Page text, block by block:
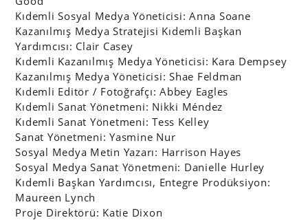
Kıdemli Sosyal Medya Yöneticisi: Anna Soane
Kazanılmış Medya Stratejisi Kıdemli Başkan
Yardımcısı: Clair Casey
Kıdemli Kazanılmış Medya Yöneticisi: Kara Dempsey
Kazanılmış Medya Yöneticisi: Shae Feldman
Kıdemli Editör / Fotoğrafçı: Abbey Eagles
Kıdemli Sanat Yönetmeni: Nikki Méndez
Kıdemli Sanat Yönetmeni: Tess Kelley
Sanat Yönetmeni: Yasmine Nur
Sosyal Medya Metin Yazarı: Harrison Hayes
Sosyal Medya Sanat Yönetmeni: Danielle Hurley
Kıdemli Başkan Yardımcısı, Entegre Prodüksiyon:
Maureen Lynch
Proje Direktörü: Katie Dixon